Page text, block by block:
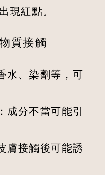
現紅點。
質接觸
水、染劑等，可
成分不當可能引
膚接觸後可能誘